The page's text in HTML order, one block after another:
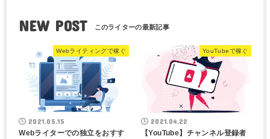
NEW POST
Webライティングで稼ぐ
2021.05.15
Webライターでの独立をおすす
YouTubeで稼ぐ
2021.04.22
【YouTube】チャンネル登録者